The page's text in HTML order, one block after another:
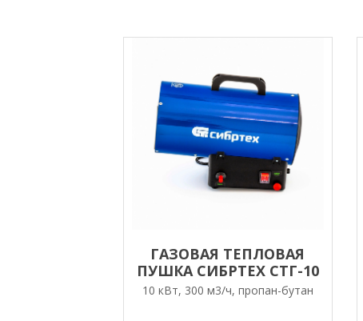
ГАЗОВАЯ ТЕПЛОВАЯ
ПУШКА СИБРТЕХ СТГ-10
10 кВт, 300 м3/ч, пропан-бутан